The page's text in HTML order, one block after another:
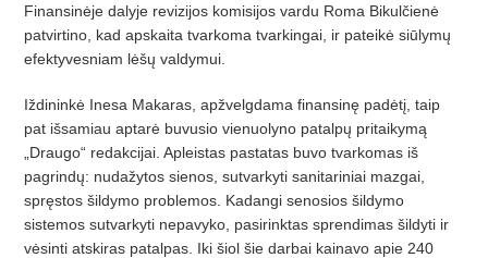
Finansinėje dalyje revizijos komisijos vardu Roma Bikulčienė
patvirtino, kad apskaita tvarkoma tvarkingai, ir pateikė siūlymų
efektyvesniam lėšų valdymui.
Iždininkė Inesa Makaras, apžvelgdama finansinę padėtį, taip
pat išsamiau aptarė buvusio vienuolyno patalpų pritaikymą
„Draugo“ redakcijai. Apleistas pastatas buvo tvarkomas iš
pagrindų: nudažytos sienos, sutvarkyti sanitariniai mazgai,
spręstos šildymo problemos. Kadangi senosios šildymo
sistemos sutvarkyti nepavyko, pasirinktas sprendimas šildyti ir
vėsinti atskiras patalpas. Iki šiol šie darbai kainavo apie 240